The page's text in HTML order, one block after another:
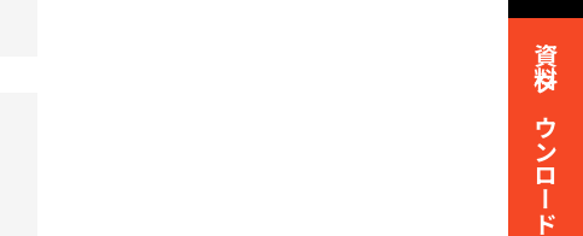
資料ダウンロード